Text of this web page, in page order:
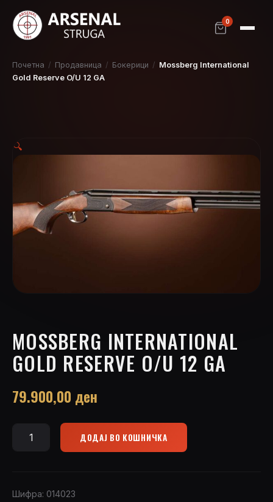
0
Почетна / Продавница / Бокерици / Mossberg International
Gold Reserve O/U 12 GA
🔍
MOSSBERG INTERNATIONAL
GOLD RESERVE O/U 12 GA
79.900,00 ден
Mossberg
Reserve
ДОДАЈ ВО КОШНИЧКА
Шифра: 014023